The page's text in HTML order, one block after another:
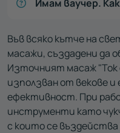
Имам ваучер.
Във всяко кътче на
масажи, създадени да
Източният масаж "Ток
използван от векове и
ефективност. При
инструменти като
с които се